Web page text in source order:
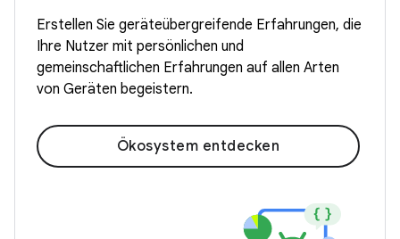
Erstellen Sie geräteübergreifende Erfahrungen, die
Ihre Nutzer mit persönlichen und
gemeinschaftlichen Erfahrungen auf allen Arten
von Geräten begeistern.
Ökosystem entdecken